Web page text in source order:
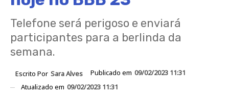
Telefone será perigoso e enviará
participantes para a berlinda da
semana.
Escrito Por Sara Alves Publicado em 09/02/2023 11:31
Atualizado em 09/02/2023 11:31